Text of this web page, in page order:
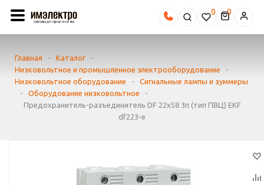
0
Главная - Каталог
-
Низковольтное и промышленное электрооборудование
-
Низковольтное оборудование
-
Сигнальные лампы и зуммеры
-
Оборудование низковольтное
-
Предохранитель-разъединитель DF 22х58 3п (тип ПВЦ) EKF
df223-e